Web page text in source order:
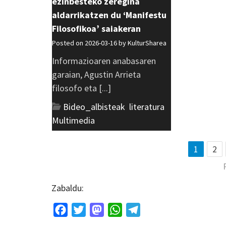
aldarrikatzen du ‘Manifestu
Filosofikoa’ saiakeran
Posted on 2026-03-16 byKulturSharea
Informazioaren anabasaren
garaian, Agustin Arrieta
filosofo eta [...]
Bideo_albisteak literatura
Multimedia
1 2
Zabaldu:
FacebookTwitterMastodonWhatsApp